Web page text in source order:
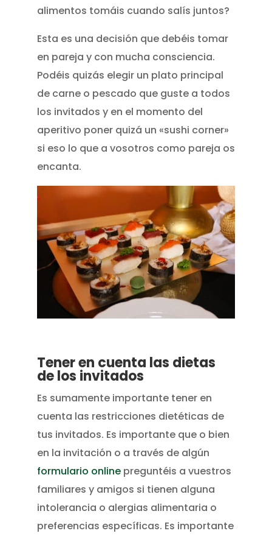
alimentos tomáis cuando salís juntos?
Esta es una decisión que debéis tomar
en pareja y con mucha consciencia.
Podéis quizás elegir un plato principal
de carne o pescado que guste a todos
los invitados y en el momento del
aperitivo poner quizá un «sushi corner»
si eso lo que a vosotros como pareja os
encanta.
Tener en cuenta las dietas
de los invitados
Es sumamente importante tener en
cuenta las restricciones dietéticas de
tus invitados. Es importante que o bien
en la invitación o a través de algún
formulario onlinepreguntéis a vuestros
familiares y amigos si tienen alguna
intolerancia o alergias alimentaria o
preferencias específicas. Es importante